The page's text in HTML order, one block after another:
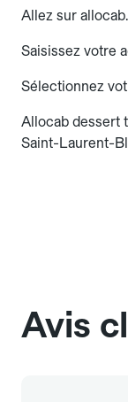
Allez sur
Saisissez votre
Sélectionnez
Allocab dessert
Saint-Laurent-
Avis